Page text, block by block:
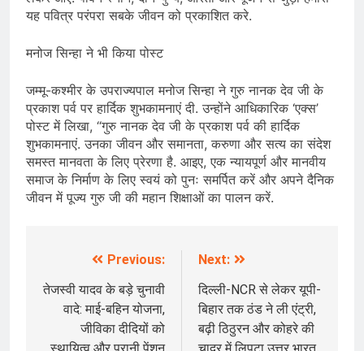
यह पवित्र परंपरा सबके जीवन को प्रकाशित करे.
मनोज सिन्हा ने भी किया पोस्ट
जम्मू-कश्मीर के उपराज्यपाल मनोज सिन्हा ने गुरु नानक देव जी के
प्रकाश पर्व पर हार्दिक शुभकामनाएं दी. उन्होंने आधिकारिक ‘एक्स’
पोस्ट में लिखा, “गुरु नानक देव जी के प्रकाश पर्व की हार्दिक
शुभकामनाएं. उनका जीवन और समानता, करुणा और सत्य का संदेश
समस्त मानवता के लिए प्रेरणा है. आइए, एक न्यायपूर्ण और मानवीय
समाज के निर्माण के लिए स्वयं को पुनः समर्पित करें और अपने दैनिक
जीवन में पूज्य गुरु जी की महान शिक्षाओं का पालन करें.
navigation
Previous:
तेजस्वी यादव के बड़े चुनावी
वादे: माई-बहिन योजना,
जीविका दीदियों को
Next:
दिल्ली-NCR से लेकर यूपी-
बिहार तक ठंड ने ली एंट्री,
बढ़ी ठिठुरन और कोहरे की